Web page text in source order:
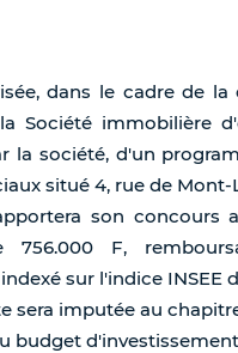
dans le cadre de la
Société immobilière
la société, d'un
situé 4, rue de Mont-
son concours
756.000 F,
sur l'indice INSEE
sera imputée au
budget